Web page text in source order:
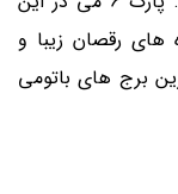
های رقصان زیبا و
برج های باتومی